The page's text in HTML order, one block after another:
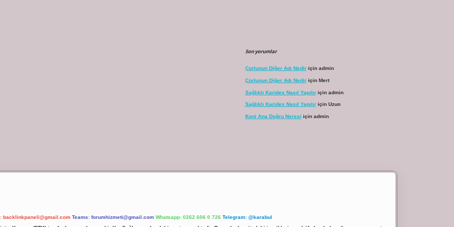
Son yorumlar
Çorlunun Diğer Adı Nediriçin admin
Çorlunun Diğer Adı Nediriçin Mert
Sağlıklı Karides Nasıl Yapılıriçin admin
Sağlıklı Karides Nasıl Yapılıriçin Uzun
Koni Ana Doğru Neresi için admin
backlinkpaneli@gmail.com Teams: forumhizmeti@gmail.com Whatsapp: 0262 606 0 726 Telegram: @karabul